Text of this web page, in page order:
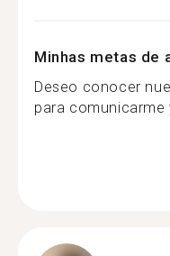
Minhas metas de
Deseo conocer
para comunicarme